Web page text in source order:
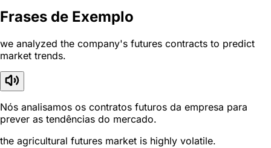
Frases de Exemplo
we analyzed the company's futures contracts to predict
market trends.
Nós analisamos os contratos futuros da empresa para
prever as tendências do mercado.
the agricultural futures market is highly volatile.